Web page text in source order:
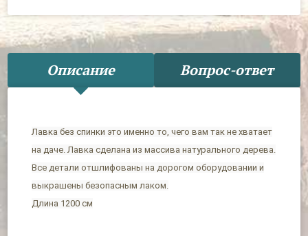
Описание Вопрос-ответ
Лавка без спинки это именно то, чего вам так не хватает
на даче. Лавка сделана из массива натурального дерева.
Все детали отшлифованы на дорогом оборудовании и
выкрашены безопасным лаком.
Длина 1200 см